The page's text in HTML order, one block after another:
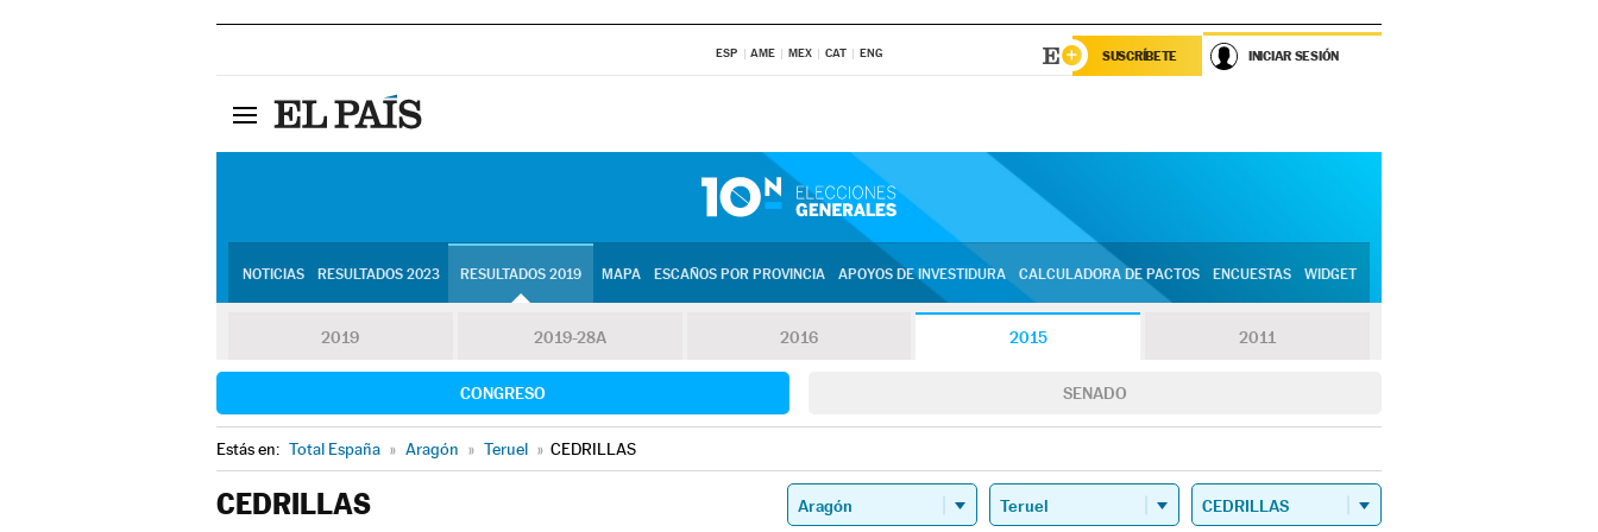
ESP AME MEX CAT ENG SUSCRÍBETE INICIAR SESIÓN
NOTICIAS RESULTADOS 2023 RESULTADOS 2019 MAPA ESCAÑOS POR PROVINCIA APOYOS DE INVESTIDURA CALCULADORA DE PACTOS ENCUESTAS WIDGET
2019 2019-28A 2016 2015 2011
CONGRESO SENADO
Estás en: Total España » Aragón » Teruel » CEDRILLAS
CEDRILLAS